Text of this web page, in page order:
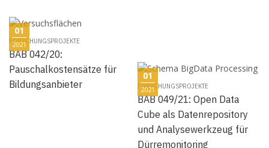
01
2021
FORSCHUNGSPROJEKTE
BAB 042/20:
Pauschalkostensätze für
Bildungsanbieter
01
2021
FORSCHUNGSPROJEKTE
BAB 049/21: Open Data
Cube als Datenrepository
und Analysewerkzeug für
Dürremonitoring